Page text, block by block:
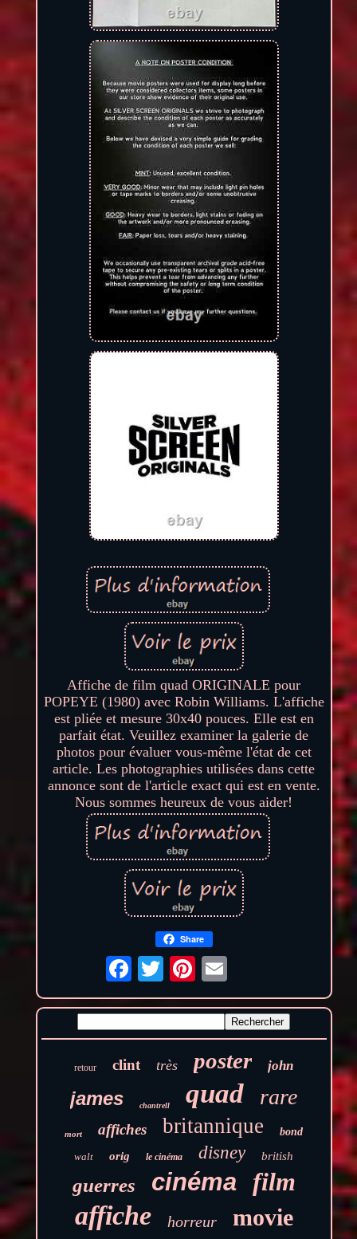
Affiche de film quad ORIGINALE pour
POPEYE (1980) avec Robin Williams. L'affiche
est pliée et mesure 30x40 pouces. Elle est en
parfait état. Veuillez examiner la galerie de
photos pour évaluer vous-même l'état de cet
article. Les photographies utilisées dans cette
annonce sont de l'article exact qui est en vente.
Nous sommes heureux de vous aider!
Share
retour clint très poster john
james chantrell quad rare
mort affiches britannique bond
walt orig le cinéma disney british
guerres cinéma film
affiche horreur movie